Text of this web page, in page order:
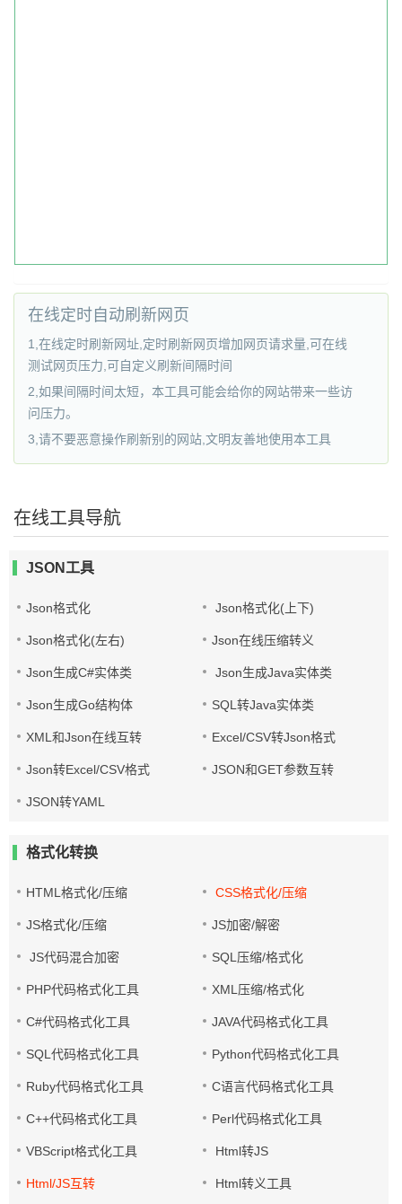
在线定时自动刷新网页
1,在线定时刷新网址,定时刷新网页增加网页请求量,可在线
测试网页压力,可自定义刷新间隔时间
2,如果间隔时间太短，本工具可能会给你的网站带来一些访
问压力。
3,请不要恶意操作刷新别的网站,文明友善地使用本工具
在线工具导航
JSON工具
Json格式化 Json格式化(上下)
Json格式化(左右) Json在线压缩转义
Json生成C#实体类 Json生成Java实体类
Json生成Go结构体 SQL转Java实体类
XML和Json在线互转 Excel/CSV转Json格式
Json转Excel/CSV格式 JSON和GET参数互转
JSON转YAML
格式化转换
HTML格式化/压缩 CSS格式化/压缩
JS格式化/压缩 JS加密/解密
JS代码混合加密 SQL压缩/格式化
PHP代码格式化工具 XML压缩/格式化
C#代码格式化工具 JAVA代码格式化工具
SQL代码格式化工具 Python代码格式化工具
Ruby代码格式化工具 C语言代码格式化工具
C++代码格式化工具 Perl代码格式化工具
VBScript格式化工具 Html转JS
Html/JS互转 Html转义工具